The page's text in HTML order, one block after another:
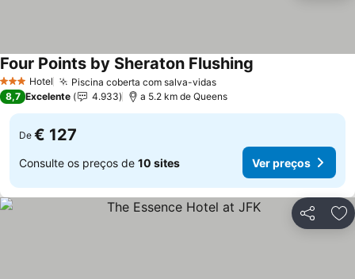
3 EstrelasHotel Piscina coberta com salva-vidasVer preços
Four Points by Sheraton Flushing
8,7 Excelente 4.933 a 5.2 km de Queens
De € 127
Consulte os preços de 10 sites Ver preços
Partilhar